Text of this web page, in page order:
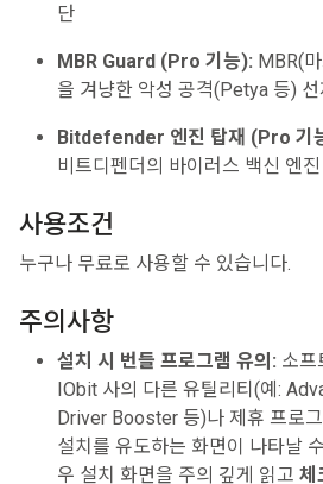
단
MBR Guard (Pro 기능): MBR(
을 겨냥한 악성 공격(Petya 등) 선
Bitdefender 엔진 탑재 (Pro 기
비트디펜더의 바이러스 백신 엔
사용조건
누구나 무료로 사용할 수 있습니다.
주의사항
설치 시 번들 프로그램 유의: 소프
IObit 사의 다른 유틸리티(예:
Driver Booster 등)나 제휴 프로
설치를 유도하는 화면이 나타날
우 설치 화면을 주의 깊게 읽고 체